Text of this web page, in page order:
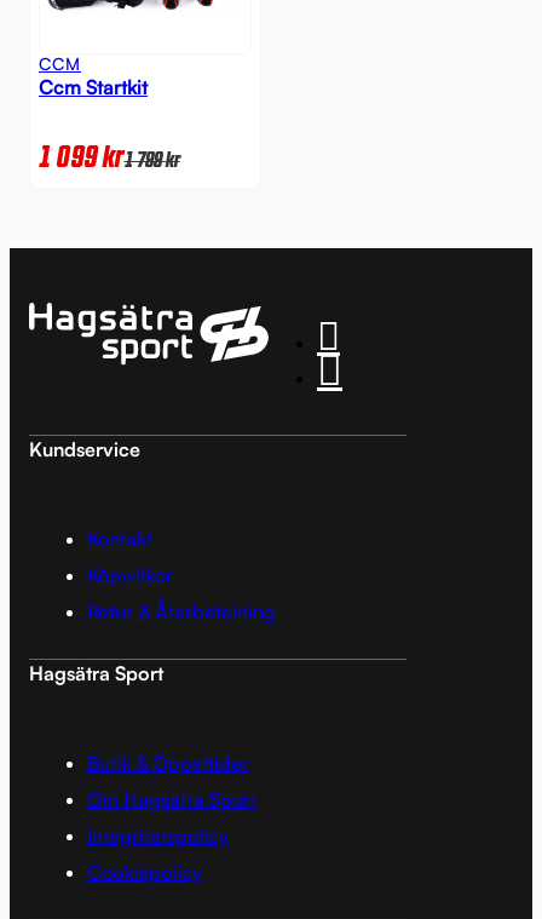
CCM
Ccm Startkit
1 099kr1 799kr
Kundservice
Kontakt
Köpvillkor
Retur & Återbetalning
Hagsätra Sport
Butik & Öppettider
Om Hagsätra Sport
Integritetspolicy
Cookiepolicy